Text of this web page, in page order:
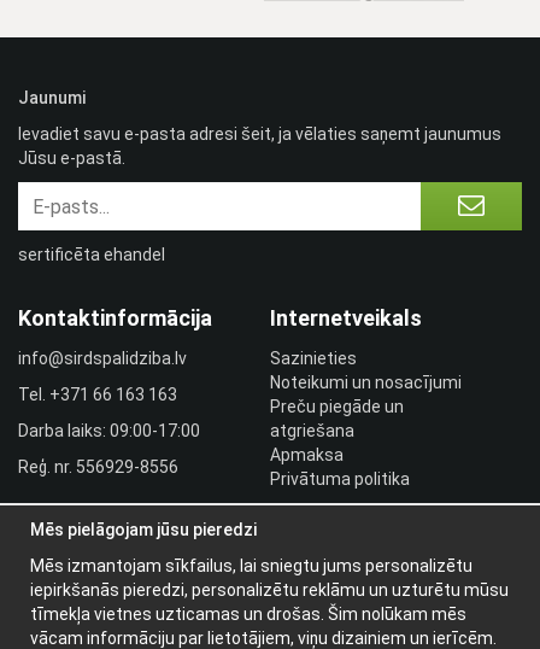
Kontaktinformācija
info@sirdspalidziba.lv
Tel. +371 66 163 163​
Darba laiks: 09:00-17:00
Reģ. nr. 556929-8556
Internetveikals
Sazinieties
Noteikumi un nosacījumi
Preču piegāde un
atgriešana
Apmaksa
Privātuma politika
Pieslēgties
Papildu informācija
Jaunumi
Ievadiet savu e-pasta adresi šeit, ja vēlaties saņemt jaunumus
Jūsu e-pastā.
sertificēta ehandel
Mēs pielāgojam jūsu pieredzi
Mēs izmantojam sīkfailus, lai sniegtu jums personalizētu
iepirkšanās pieredzi, personalizētu reklāmu un uzturētu mūsu
tīmekļa vietnes uzticamas un drošas. Šim nolūkam mēs
vācam informāciju par lietotājiem, viņu dizainiem un ierīcēm.